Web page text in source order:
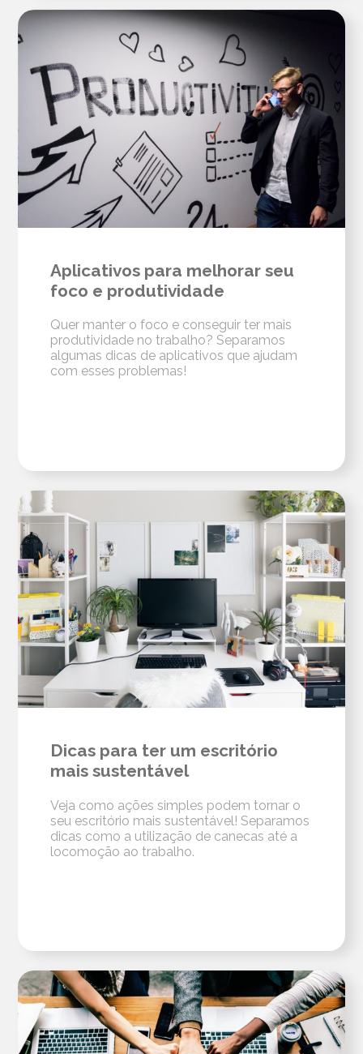
Aplicativos para melhorar seu
foco e produtividade
Quer manter o foco e conseguir ter mais
produtividade no trabalho? Separamos
algumas dicas de aplicativos que ajudam
com esses problemas!
Dicas para ter um escritório
mais sustentável
Veja como ações simples podem tornar o
seu escritório mais sustentável! Separamos
dicas como a utilização de canecas até a
locomoção ao trabalho.